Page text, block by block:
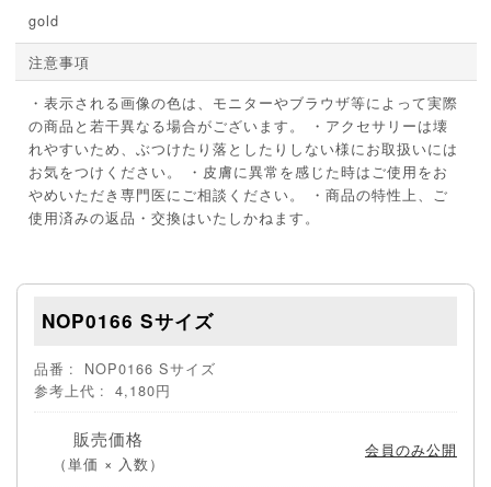
gold
注意事項
・表示される画像の色は、モニターやブラウザ等によって実際
の商品と若干異なる場合がございます。 ・アクセサリーは壊
れやすいため、ぶつけたり落としたりしない様にお取扱いには
お気をつけください。 ・皮膚に異常を感じた時はご使用をお
やめいただき専門医にご相談ください。 ・商品の特性上、ご
使用済みの返品・交換はいたしかねます。
NOP0166 Sサイズ
品番
NOP0166 Sサイズ
参考上代
4,180円
販売価格
（単価 × 入数）
会員のみ公開